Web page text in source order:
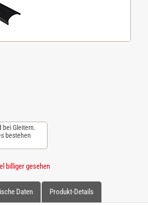
bei Gleitern.
bestehen
billiger gesehen
Daten Produkt-Details